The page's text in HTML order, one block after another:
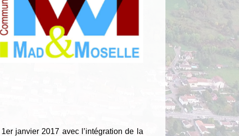
janvier 2017 avec l’intégration de la